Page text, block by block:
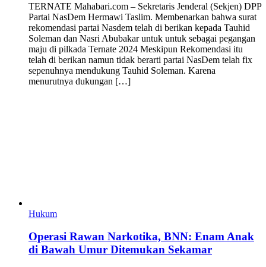
TERNATE Mahabari.com – Sekretaris Jenderal (Sekjen) DPP
Partai NasDem Hermawi Taslim. Membenarkan bahwa surat
rekomendasi partai Nasdem telah di berikan kepada Tauhid
Soleman dan Nasri Abubakar untuk untuk sebagai pegangan
maju di pilkada Ternate 2024 Meskipun Rekomendasi itu
telah di berikan namun tidak berarti partai NasDem telah fix
sepenuhnya mendukung Tauhid Soleman. Karena
menurutnya dukungan […]
Hukum
Operasi Rawan Narkotika, BNN: Enam Anak
di Bawah Umur Ditemukan Sekamar